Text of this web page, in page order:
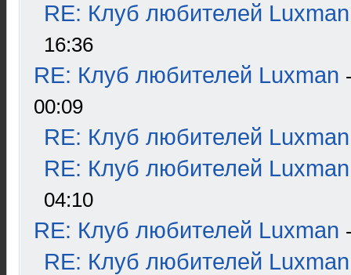
RE: Клуб любителей Luxman
16:36
RE: Клуб любителей Luxman
00:09
RE: Клуб любителей Luxman
RE: Клуб любителей Luxman
04:10
RE: Клуб любителей Luxman
RE: Клуб любителей Luxman